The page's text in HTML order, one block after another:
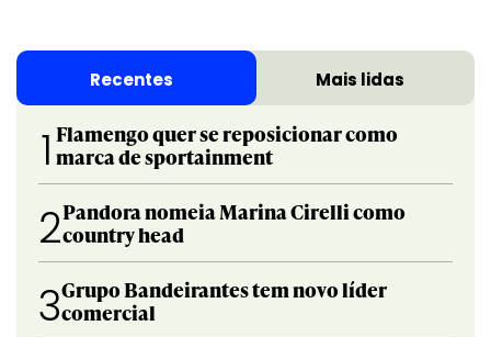
Recentes Mais lidas
1 Flamengo quer se reposicionar como
marca de sportainment
2Pandora nomeia Marina Cirelli como
country head
3Grupo Bandeirantes tem novo líder
comercial